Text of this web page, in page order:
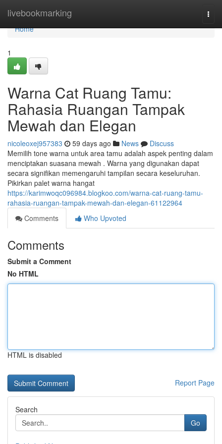
livebookmarking
Home
Home
1
Warna Cat Ruang Tamu:
Rahasia Ruangan Tampak
Mewah dan Elegan
nicoleoxej957383 59 days ago News
Discuss
Memilih tone warna untuk area tamu adalah aspek penting dalam
menciptakan suasana mewah . Warna yang digunakan dapat
secara signifikan memengaruhi tampilan secara keseluruhan.
Pikirkan palet warna hangat
https://karimwoqc096984.blogkoo.com/warna-cat-ruang-tamu-
rahasia-ruangan-tampak-mewah-dan-elegan-61122964
Comments
Who Upvoted
Comments
Submit a Comment
No HTML
HTML is disabled
Report Page
Search
Go